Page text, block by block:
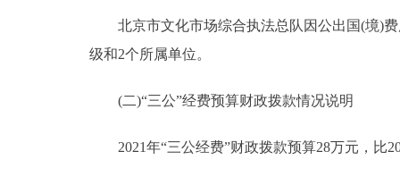
北京市文化市场综合执法总队因公出国(境)费
级和2个所属单位。
(二)“三公”经费预算财政拨款情况说明
2021年“三公经费”财政拨款预算28万元，比